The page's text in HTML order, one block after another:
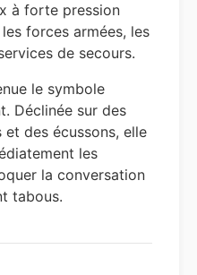
à forte pression
forces armées, les
de secours.
le symbole
Déclinée sur des
des écussons, elle
les
la conversation
tabous.